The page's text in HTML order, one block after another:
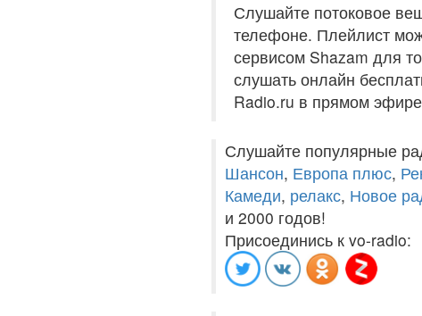
Слушайте потоковое
телефоне. Плейлист
сервисом Shazam для
слушать онлайн
Radio.ru в прямом
Слушайте популярные
Шансон, Европа плюс,
Камеди, релакс, Новое
и 2000 годов!
Присоединись к vo-radio: